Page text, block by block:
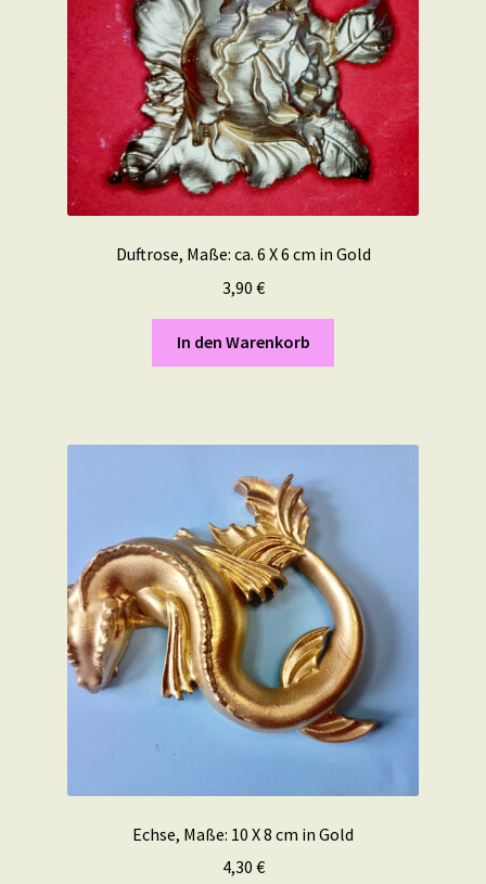
Duftrose, Maße: ca. 6 X 6 cm in Gold
3,90 €
In den Warenkorb
Echse, Maße: 10 X 8 cm in Gold
4,30 €